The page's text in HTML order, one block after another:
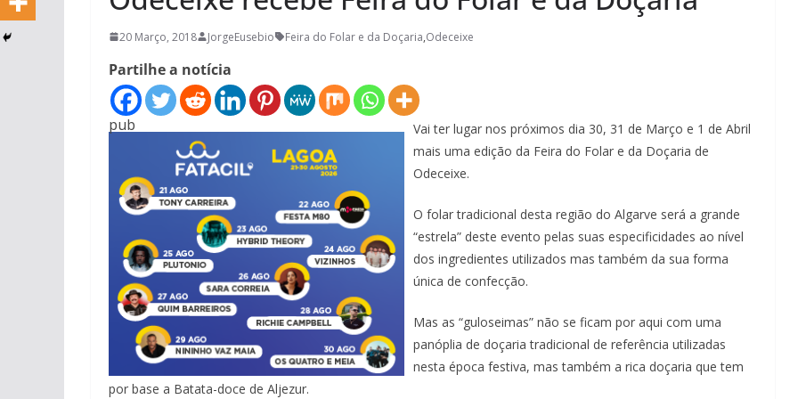
20 Março, 2018 JorgeEusebio Feira do Folar e da Doçaria,Odeceixe
Partilhe a notícia
pub
Vai ter lugar nos próximos dia 30, 31 de Março e 1 de Abril
mais uma edição da Feira do Folar e da Doçaria de
Odeceixe.
O folar tradicional desta região do Algarve será a grande
“estrela” deste evento pelas suas especificidades ao nível
dos ingredientes utilizados mas também da sua forma
única de confecção.
Mas as “guloseimas” não se ficam por aqui com uma
panóplia de doçaria tradicional de referência utilizadas
nesta época festiva, mas também a rica doçaria que tem
por base a Batata-doce de Aljezur.